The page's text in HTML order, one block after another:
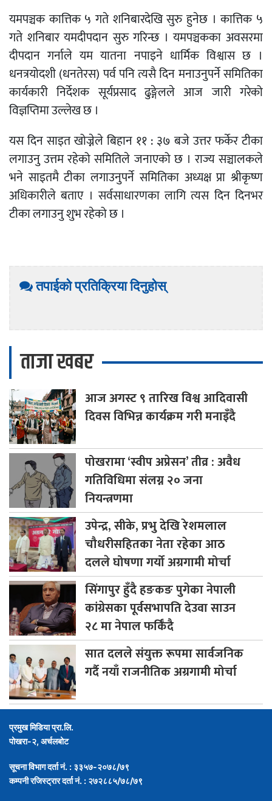
यमपञ्चक कात्तिक ५ गते शनिबारदेखि सुरु हुनेछ । कात्तिक ५
गते शनिबार यमदीपदान सुरु गरिन्छ । यमपञ्चकका अवसरमा
दीपदान गर्नाले यम यातना नपाइने धार्मिक विश्वास छ ।
धनत्रयोदशी (धनतेरस) पर्व पनि त्यसै दिन मनाउनुपर्ने समितिका
कार्यकारी निर्देशक सूर्यप्रसाद ढुङ्गेलले आज जारी गरेको
विज्ञप्तिमा उल्लेख छ ।
यस दिन साइत खोज्नेले बिहान ११ : ३७ बजे उत्तर फर्केर टीका
लगाउनु उत्तम रहेको समितिले जनाएको छ । राज्य सञ्चालकले
भने साइतमै टीका लगाउनुपर्ने समितिका अध्यक्ष प्रा श्रीकृष्ण
अधिकारीले बताए । सर्वसाधारणका लागि त्यस दिन दिनभर
टीका लगाउनु शुभ रहेको छ ।
तपाईको प्रतिक्रिया दिनुहोस्
ताजा खबर
आजअगस्ट ९ तारिख विश्व आदिवासी
दिवस विभिन्न कार्यक्रम गरी मनाइँदै
पोखरामा‘स्वीप अप्रेसन’ तीव्र : अवैध
गतिविधिमा संलग्न २० जना
नियन्त्रणमा
उपेन्द्र,सीके, प्रभु देखि रेशमलाल
चौधरीसहितका नेता रहेका आठ
दलले घोषणा गर्यो अग्रगामी मोर्चा
सिंगापुरहुँदै हङकङ पुगेका नेपाली
कांग्रेसका पूर्वसभापति देउवा साउन
२८ मा नेपाल फर्किँदै
सातदलले संयुक्त रूपमा सार्वजनिक
गर्दै नयाँ राजनीतिक अग्रगामी मोर्चा
प्रमुख मिडिया प्रा.लि.
पोखरा-२, अर्चलबोट
सूचना विभाग दर्ता नं. : ३३५७-२०७८/७९
कम्पनी रजिस्ट्रार दर्ता नं. : २७२८८५/७८/७९